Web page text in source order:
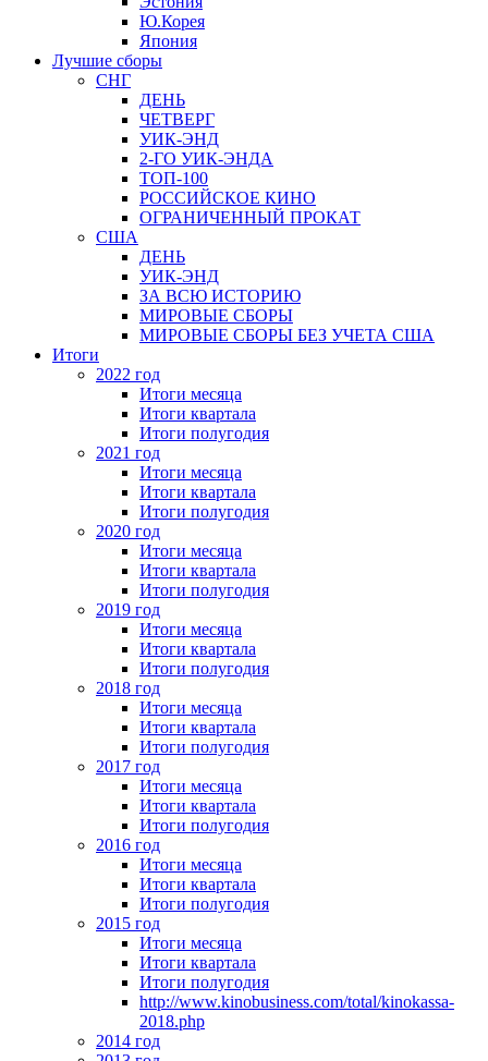
Ю.Корея
Япония
Лучшие сборы
СНГ
ДЕНЬ
ЧЕТВЕРГ
УИК-ЭНД
2-ГО УИК-ЭНДА
ТОП-100
РОССИЙСКОЕ КИНО
ОГРАНИЧЕННЫЙ ПРОКАТ
США
ДЕНЬ
УИК-ЭНД
ЗА ВСЮ ИСТОРИЮ
МИРОВЫЕ СБОРЫ
МИРОВЫЕ СБОРЫ БЕЗ УЧЕТА США
Итоги
2022 год
Итоги месяца
Итоги квартала
Итоги полугодия
2021 год
Итоги месяца
Итоги квартала
Итоги полугодия
2020 год
Итоги месяца
Итоги квартала
Итоги полугодия
2019 год
Итоги месяца
Итоги квартала
Итоги полугодия
2018 год
Итоги месяца
Итоги квартала
Итоги полугодия
2017 год
Итоги месяца
Итоги квартала
Итоги полугодия
2016 год
Итоги месяца
Итоги квартала
Итоги полугодия
2015 год
Итоги месяца
Итоги квартала
Итоги полугодия
http://www.kinobusiness.com/total/kinokassa-
2018.php
2014 год